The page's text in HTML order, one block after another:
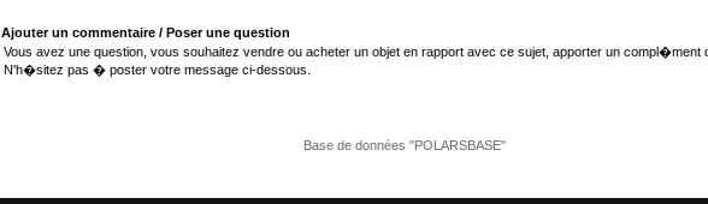
Ajouter un commentaire / Poser une question
Vous avez une question, vous souhaitez vendre ou acheter un objet en rapport avec ce sujet, apporter un compl�ment
N'h�sitez pas � poster votre message ci-dessous.
Base de données "POLARSBASE"